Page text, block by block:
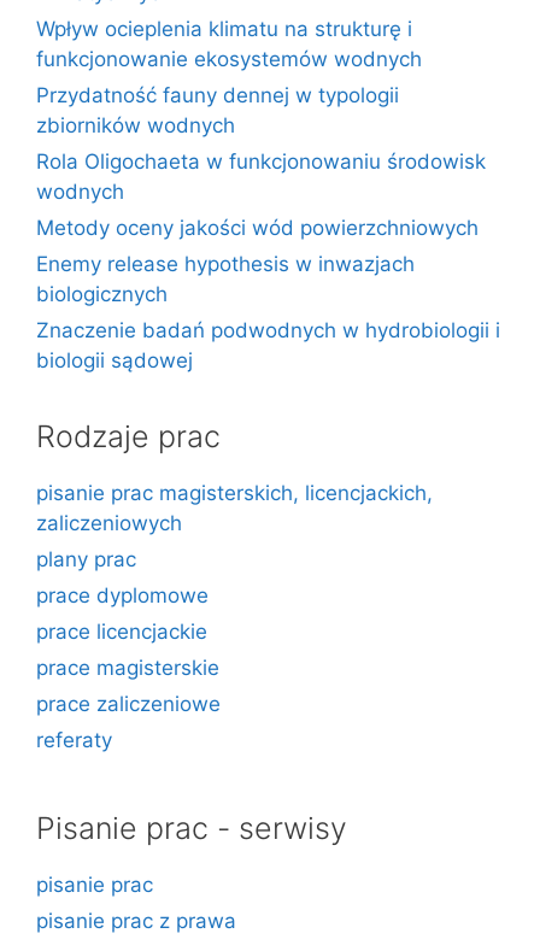
Wpływ ocieplenia klimatu na strukturę i
funkcjonowanie ekosystemów wodnych
Przydatność fauny dennej w typologii
zbiorników wodnych
Rola Oligochaeta w funkcjonowaniu środowisk
wodnych
Metody oceny jakości wód powierzchniowych
Enemy release hypothesis w inwazjach
biologicznych
Znaczenie badań podwodnych w hydrobiologii i
biologii sądowej
Rodzaje prac
pisanie prac magisterskich, licencjackich,
zaliczeniowych
plany prac
prace dyplomowe
prace licencjackie
prace magisterskie
prace zaliczeniowe
referaty
Pisanie prac - serwisy
pisanie prac
pisanie prac z prawa